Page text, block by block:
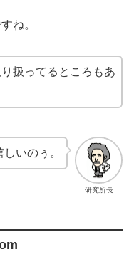
ね。
扱ってるところもあ
研究所長
いのぅ。